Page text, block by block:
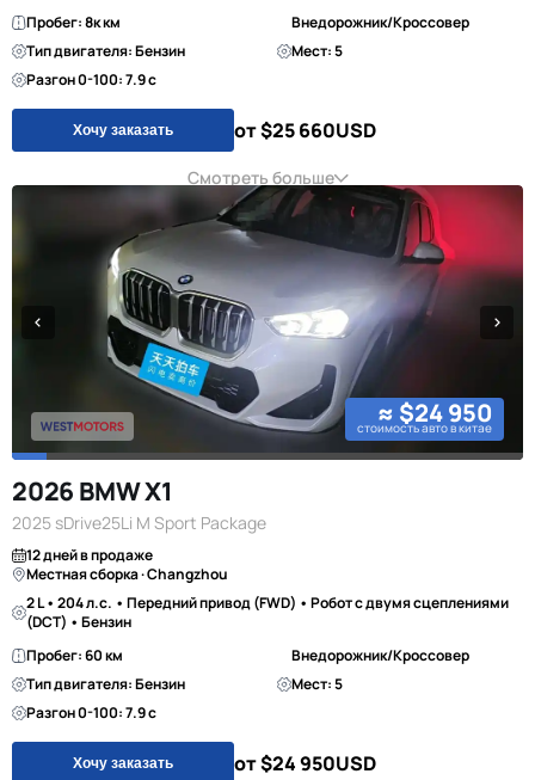
Пробег: 8к км
Внедорожник/Кроссовер
Тип двигателя: Бензин
Мест: 5
Разгон 0-100: 7.9 с
Хочу заказать от $25 660USD
Смотреть больше
≈ $24 950
стоимость авто в китае
2026 BMW X1
2025 sDrive25Li M Sport Package
12 дней в продаже
Местная сборка · Changzhou
2 L • 204 л.с. • Передний привод (FWD) • Робот с двумя сцеплениями
(DCT) • Бензин
Пробег: 60 км
Внедорожник/Кроссовер
Тип двигателя: Бензин
Мест: 5
Разгон 0-100: 7.9 с
Хочу заказать от $24 950USD